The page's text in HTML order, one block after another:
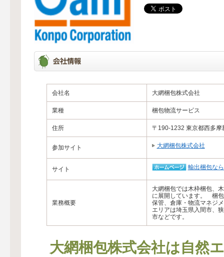
会社名 大網梱包株式会社
業種 梱包物流サービス
住所 〒190-1232 東京都西多
参加サイト 大網梱包株式会社
サイト 輸出梱包な
業務概要
大網梱包では木枠梱包、
に展開しています。 梱包
保管、倉庫・物流マネジ
エリアは埼玉県入間市、
市などです。
大網梱包株式会社は自然